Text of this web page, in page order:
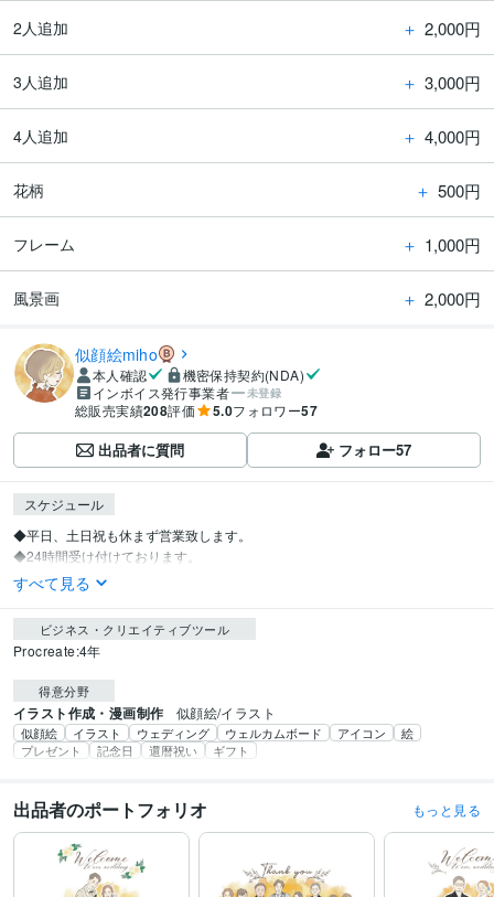
2人追加 ＋ 2,000円
3人追加 ＋ 3,000円
4人追加 ＋ 4,000円
花柄 ＋ 500円
フレーム ＋ 1,000円
風景画 ＋ 2,000円
似顔絵miho
本人確認
機密保持契約(NDA)
インボイス発行事業者
未登録
総販売実績208評価 5.0フォロワー57
出品者に質問 フォロー57
スケジュール
◆平日、土日祝も休まず営業致します。
◆24時間受け付けております。
すべて見る
ビジネス・クリエイティブツール
Procreate:4年
得意分野
イラスト作成・漫画制作 似顔絵/イラスト
似顔絵 イラスト ウェディング ウェルカムボード アイコン
絵
プレゼント
記念日 還暦祝い ギフト
出品者のポートフォリオ もっと見る